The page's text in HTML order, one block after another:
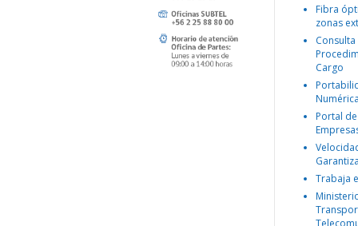
Fibra
zonas
Consulta
Cargo
Portal
Trabaja